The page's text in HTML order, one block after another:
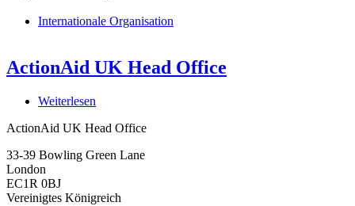
Internationale Organisation
ActionAid UK Head Office
Weiterlesen
UK
Office
ActionAid UK Head Office
33-39 Bowling Green Lane
London
EC1R 0BJ
Vereinigtes Königreich